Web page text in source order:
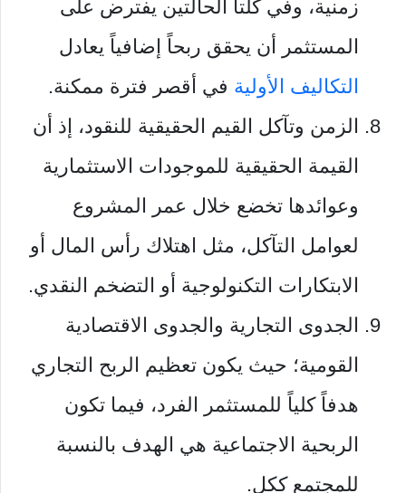
زمنية، وفي كلتا الحالتين يفترض على
المستثمر أن يحقق ربحاً إضافياً يعادل
التكاليف الأولية في أقصر فترة ممكنة.
الزمن وتآكل القيم الحقيقية للنقود، إذ أن
القيمة الحقيقية للموجودات الاستثمارية
وعوائدها تخضع خلال عمر المشروع
لعوامل التآكل، مثل اهتلاك رأس المال أو
الابتكارات التكنولوجية أو التضخم النقدي.
الجدوى التجارية والجدوى الاقتصادية
القومية؛ حيث يكون تعظيم الربح التجاري
هدفاً كلياً للمستثمر الفرد، فيما تكون
الربحية الاجتماعية هي الهدف بالنسبة
للمجتمع ككل.